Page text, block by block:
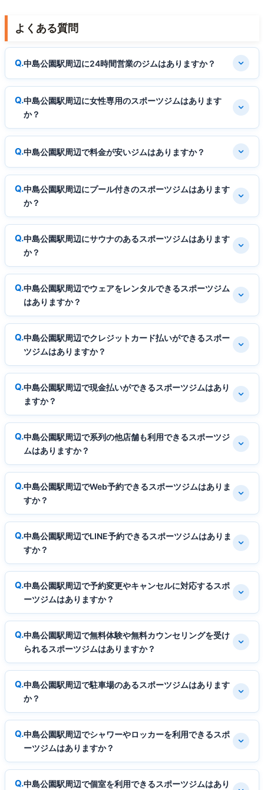
よくある質問
中島公園駅周辺に24時間営業のジムはありますか？
中島公園駅周辺に女性専用のスポーツジムはあります
か？
中島公園駅周辺で料金が安いジムはありますか？
中島公園駅周辺にプール付きのスポーツジムはあります
か？
中島公園駅周辺にサウナのあるスポーツジムはあります
か？
中島公園駅周辺でウェアをレンタルできるスポーツジム
はありますか？
中島公園駅周辺でクレジットカード払いができるスポー
ツジムはありますか？
中島公園駅周辺で現金払いができるスポーツジムはあり
ますか？
中島公園駅周辺で系列の他店舗も利用できるスポーツジ
ムはありますか？
中島公園駅周辺でWeb予約できるスポーツジムはありま
すか？
中島公園駅周辺でLINE予約できるスポーツジムはありま
すか？
中島公園駅周辺で予約変更やキャンセルに対応するスポ
ーツジムはありますか？
中島公園駅周辺で無料体験や無料カウンセリングを受け
られるスポーツジムはありますか？
中島公園駅周辺で駐車場のあるスポーツジムはあります
か？
中島公園駅周辺でシャワーやロッカーを利用できるスポ
ーツジムはありますか？
中島公園駅周辺で個室を利用できるスポーツジムはあり